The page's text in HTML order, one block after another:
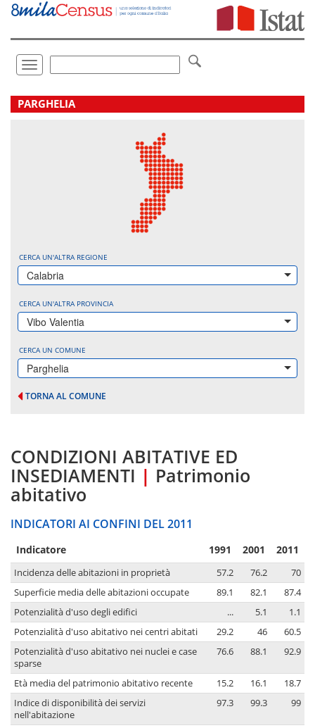
Vai
direttamente
Toggle
navigation
.
PARGHELIA
CERCA UN'ALTRA REGIONE
Calabria
CERCA UN'ALTRA PROVINCIA
Vibo Valentia
CERCA UN COMUNE
Parghelia
TORNA AL COMUNE
CONDIZIONI ABITATIVE ED
INSEDIAMENTI | Patrimonio
abitativo
INDICATORI AI CONFINI DEL 2011
Indicatore 1991 2001 2011
Incidenza delle abitazioni in proprietà 57.2 76.2
70
Superficie media delle abitazioni occupate
89.1 82.1
87.4
Potenzialità d'uso degli edifici
... 5.1
1.1
Potenzialità d'uso abitativo nei centri abitati
29.2 46
60.5
Potenzialità d'uso abitativo nei nuclei e case
sparse
76.6 88.1 92.9
Età media del patrimonio abitativo recente 15.2 16.1
18.7
Indice di disponibilità dei servizi
nell'abitazione
97.3 99.3 99